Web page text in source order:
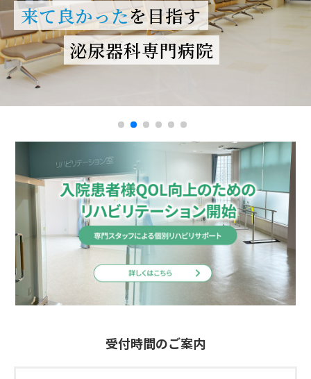
交通アクセス
採用情報
来て良かったを目指す
泌尿器科専門病院
受付時間のご案内